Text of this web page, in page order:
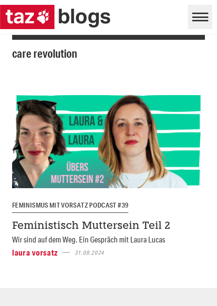
care revolution
FEMINISMUS MIT VORSATZ PODCAST #39
Feministisch Muttersein Teil 2
Wir sind auf dem Weg. Ein Gespräch mit Laura Lucas
laura vorsatz
31.08.2024